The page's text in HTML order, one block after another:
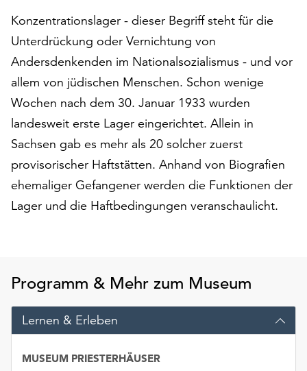
auf
„Alle
akzeptieren“,
um
alle
zu
akzeptieren.
Sie
Ihr
Einverständnis
jederzeit
steht
am
Ende
Seite
Konzentrationslager - dieser Begriff steht für die
Unterdrückung oder Vernichtung von
Andersdenkenden im Nationalsozialismus - und vor
allem von jüdischen Menschen. Schon wenige
Wochen nach dem 30. Januar 1933 wurden
landesweit erste Lager eingerichtet. Allein in
Sachsen gab es mehr als 20 solcher zuerst
provisorischer Haftstätten. Anhand von Biografien
ehemaliger Gefangener werden die Funktionen der
Lager und die Haftbedingungen veranschaulicht.
Programm & Mehr zum Museum
Lernen & Erleben
MUSEUM PRIESTERHÄUSER